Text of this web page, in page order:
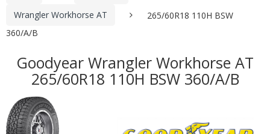
Wrangler Workhorse AT
265/60R18 110H BSW
360/A/B
Goodyear Wrangler Workhorse AT
265/60R18 110H BSW 360/A/B